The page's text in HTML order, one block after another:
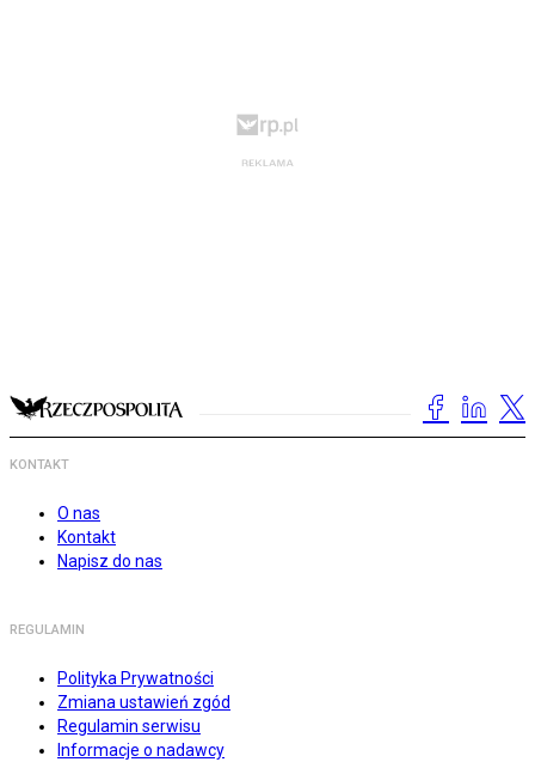
KONTAKT
O nas
Kontakt
Napisz do nas
REGULAMIN
Polityka Prywatności
Zmiana ustawień zgód
Regulamin serwisu
Informacje o nadawcy